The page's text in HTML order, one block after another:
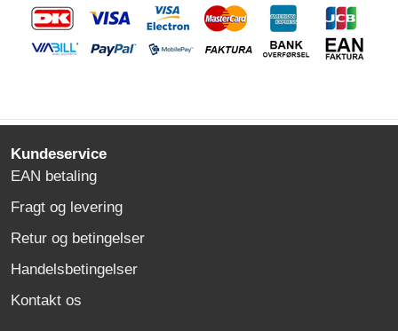
Kundeservice
EAN betaling
Fragt og levering
Retur og betingelser
Handelsbetingelser
Kontakt os